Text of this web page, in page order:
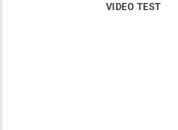
VIDEO TEST